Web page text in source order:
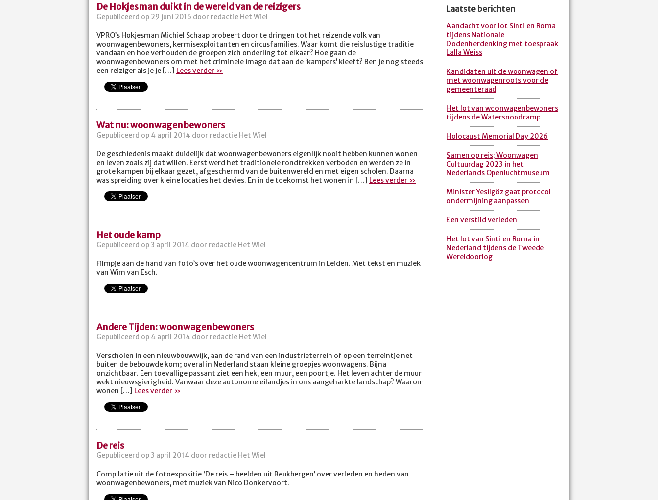
De Hokjesman duikt in de wereld van de reizigers
Gepubliceerd op 29 juni 2016 door redactie Het Wiel
VPRO’s Hokjesman Michiel Schaap probeert door te dringen tot het reizende volk van
woonwagenbewoners, kermisexploitanten en circusfamilies. Waar komt die reislustige traditie
vandaan en hoe verhouden de groepen zich onderling tot elkaar? Hoe gaan de
woonwagenbewoners om met het criminele imago dat aan de ‘kampers’ kleeft? Ben je nog steeds
een reiziger als je je […] Lees verder »
Wat nu: woonwagenbewoners
Gepubliceerd op 4 april 2014 door redactie Het Wiel
De geschiedenis maakt duidelijk dat woonwagenbewoners eigenlijk nooit hebben kunnen wonen
en leven zoals zij dat willen. Eerst werd het traditionele rondtrekken verboden en werden ze in
grote kampen bij elkaar gezet, afgeschermd van de buitenwereld en met eigen scholen. Daarna
was spreiding over kleine locaties het devies. En in de toekomst het wonen in […] Lees verder »
Het oude kamp
Gepubliceerd op 3 april 2014 door redactie Het Wiel
Filmpje aan de hand van foto’s over het oude woonwagencentrum in Leiden. Met tekst en muziek
van Wim van Esch.
Andere Tijden: woonwagenbewoners
Gepubliceerd op 4 april 2014 door redactie Het Wiel
Verscholen in een nieuwbouwwijk, aan de rand van een industrieterrein of op een terreintje net
buiten de bebouwde kom; overal in Nederland staan kleine groepjes woonwagens. Bijna
onzichtbaar. Een toevallige passant ziet een hek, een muur, een poortje. Het leven achter de muur
wekt nieuwsgierigheid. Vanwaar deze autonome eilandjes in ons aangeharkte landschap? Waarom
wonen […] Lees verder »
De reis
Gepubliceerd op 3 april 2014 door redactie Het Wiel
Compilatie uit de fotoexpositie ‘De reis – beelden uit Beukbergen’ over verleden en heden van
woonwagenbewoners, met muziek van Nico Donkervoort.
Laatste berichten
Aandacht voor lot Sinti en Roma
tijdens Nationale
Dodenherdenking met toespraak
Lalla Weiss
Kandidaten uit de woonwagen of
met woonwagenroots voor de
gemeenteraad
Het lot van woonwagenbewoners
tijdens de Watersnoodramp
Holocaust Memorial Day 2026
Samen op reis; Woonwagen
Cultuurdag 2023 in het
Nederlands Openluchtmuseum
Minister Yesilgöz gaat protocol
ondermijning aanpassen
Een verstild verleden
Het lot van Sinti en Roma in
Nederland tijdens de Tweede
Wereldoorlog